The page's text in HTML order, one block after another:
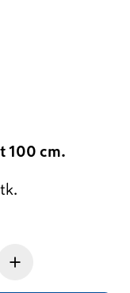
100 cm.
+